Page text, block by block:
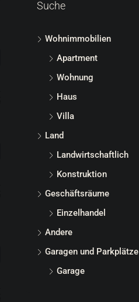
Suche
Wohnimmobilien
Apartment
Wohnung
Haus
Villa
Land
Landwirtschaftlich
Konstruktion
Geschäftsräume
Einzelhandel
Andere
Garagen und Parkplätze
Garage